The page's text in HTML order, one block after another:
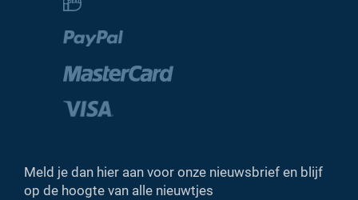
Meld je dan hier aan voor onze nieuwsbrief en blijf
op de hoogte van alle nieuwtjes